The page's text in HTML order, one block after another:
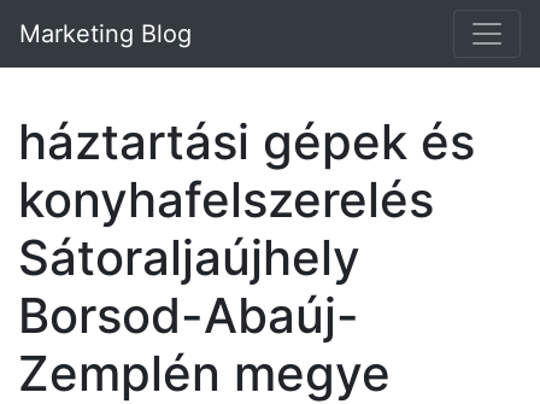
Marketing Blog
háztartási gépek és
konyhafelszerelés
Sátoraljaújhely
Borsod-Abaúj-
Zemplén megye